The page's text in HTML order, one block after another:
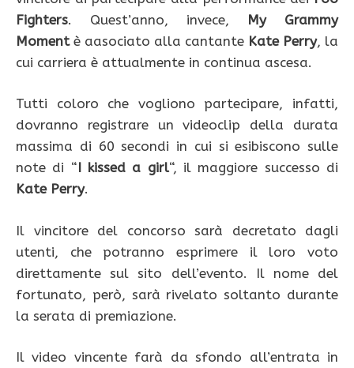
Fighters. Quest’anno, invece, My Grammy
Momentè aasociato alla cantante Kate Perry, la
cui carriera è attualmente in continua ascesa.
Tutti coloro che vogliono partecipare, infatti,
dovranno registrare un videoclip della durata
massima di 60 secondi in cui si esibiscono sulle
note di “I kissed a girl“, il maggiore successo di
Kate Perry.
Il vincitore del concorso sarà decretato dagli
utenti, che potranno esprimere il loro voto
direttamente sul sito dell’evento. Il nome del
fortunato, però, sarà rivelato soltanto durante
la serata di premiazione.
Il video vincente farà da sfondo all’entrata in